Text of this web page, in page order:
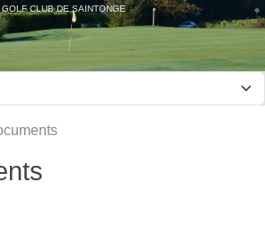
GOLF CLUB DE SAINTONGE
cookies